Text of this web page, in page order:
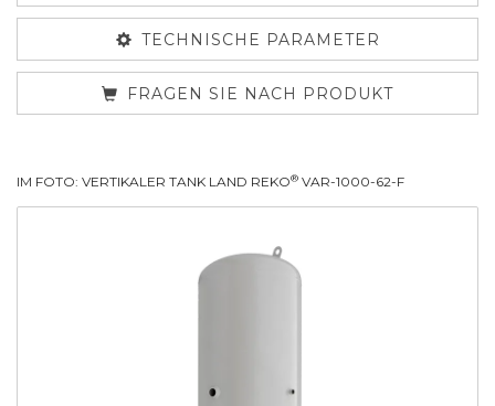
TECHNISCHE PARAMETER
FRAGEN SIE NACH PRODUKT
IM FOTO: VERTIKALER TANK LAND REKO® VAR-1000-62-F